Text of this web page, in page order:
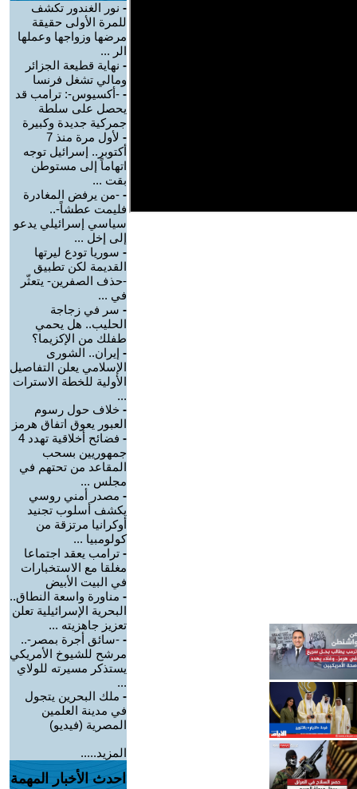
- نور الغندور تكشف
للمرة الأولى حقيقة
مرضها وزواجها وعملها
الر ...
- نهاية قطيعة الجزائر
ومالي تشغل فرنسا
- -أكسيوس-: ترامب قد
يحصل على سلطة
جمركية جديدة وكبيرة
-
لأول مرة منذ 7
أكتوبر.. إسرائيل توجه
اتهاماً إلى مستوطن
بقت ...
- -من يرفض المغادرة
فليمت عطشاً-..
سياسي إسرائيلي يدعو
إلى إخل ...
- سوريا تودع ليرتها
القديمة لكن تطبيق
-حذف الصفرين- يتعثّر
في ...
- سر في زجاجة
الحليب.. هل يحمي
طفلك من الإكزيما؟
- إيران.. الشورى
الإسلامي يعلن التفاصيل
الأولية للخطة الاسترات
...
- خلاف حول رسوم
العبور يعوق اتفاق هرمز
-
فضائح أخلاقية تهدد 4
جمهوريين بسحب
المقاعد من تحتهم في
مجلس ...
- مصدر أمني روسي
يكشف أسلوب تجنيد
أوكرانيا مرتزقة من
كولومبيا ...
- ترامب يعقد اجتماعا
مغلقا مع الاستخبارات
في البيت الأبيض
- مناورة واسعة النطاق..
البحرية الإسرائيلية تعلن
تعزيز جاهزيته ...
- -سائق أجرة بمصر-..
مرشح للشيوخ الأمريكي
يستذكر مسيرته للولاي
...
- ملك البحرين يتجول
في مدينة العلمين
المصرية (فيديو)
المزيد.....
احدث الأخبار المهمة